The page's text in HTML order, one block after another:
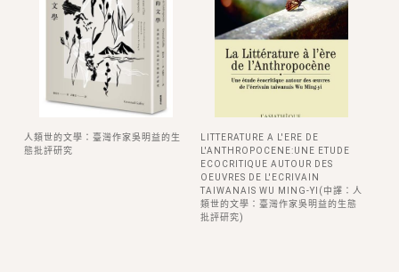
人類世的文學：臺灣作家吳明益的生
態批評研究
LITTERATURE A L'ERE DE
L'ANTHROPOCENE:UNE ETUDE
ECOCRITIQUE AUTOUR DES
OEUVRES DE L'ECRIVAIN
TAIWANAIS WU MING-YI(中譯：人
類世的文學：臺灣作家吳明益的生態
批評研究)